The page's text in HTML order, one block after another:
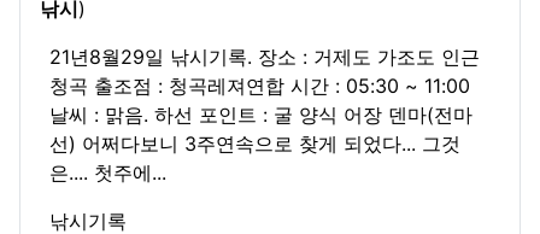
낚시)
21년8월29일 낚시기록. 장소 : 거제도 가조도 인근
청곡 출조점 : 청곡레져연합 시간 : 05:30 ~ 11:00
날씨 : 맑음. 하선 포인트 : 굴 양식 어장 덴마(전마
선) 어쩌다보니 3주연속으로 찾게 되었다... 그것
은.... 첫주에...
낚시기록